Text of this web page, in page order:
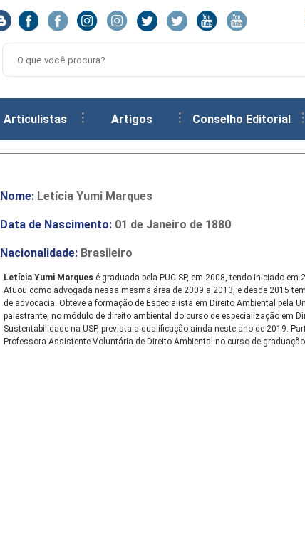
Articulistas Artigos Conselho Editorial
Nome: Letícia Yumi Marques
Data de Nascimento: 01 de Janeiro de 1880
Nacionalidade: Brasileiro
Letícia Yumi Marques é graduada pela PUC-SP, em 2008, tendo iniciado
Atuou como advogada nessa mesma área de 2009 a 2013, e desde 2015
de advocacia. Obteve a formação de Especialista em Direito Ambiental pela
palestrante, no módulo de direito ambiental do curso de especialização em
Sustentabilidade na USP, prevista a qualificação ainda neste ano de 2019.
Professora Assistente Voluntária de Direito Ambiental no curso de graduação